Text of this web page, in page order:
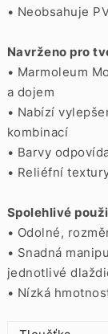
• Neobsahuje
Navrženo pro
• Marmoleum
a dojem
• Nabízí
kombinací
• Barvy
• Reliéfní
Spolehlivé
• Odolné,
• Snadná
jednotlivé
• Nízká